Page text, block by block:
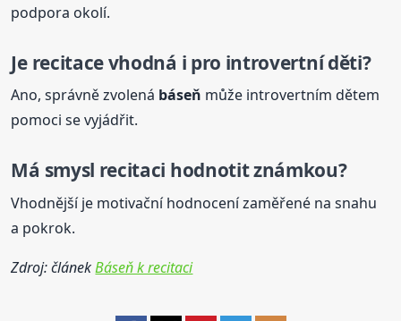
podpora okolí.
Je recitace vhodná i pro introvertní děti?
Ano, správně zvolená báseň může introvertním dětem
pomoci se vyjádřit.
Má smysl recitaci hodnotit známkou?
Vhodnější je motivační hodnocení zaměřené na snahu
a pokrok.
Zdroj: článekBáseň k recitaci